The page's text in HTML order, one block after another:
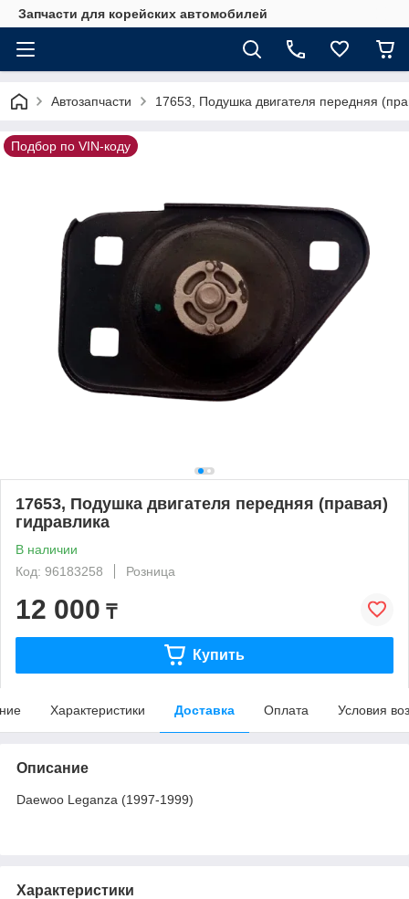
Запчасти для корейских автомобилей
Автозапчасти 17653, Подушка двигателя передняя
Подбор по VIN-коду
17653, Подушка двигателя передняя (правая)
гидравлика
В наличии
Код: 96183258
Розница
12 000 ₸
Купить
Характеристики Доставка Оплата Условия
Описание
Daewoo Leganza (1997-1999)
Характеристики